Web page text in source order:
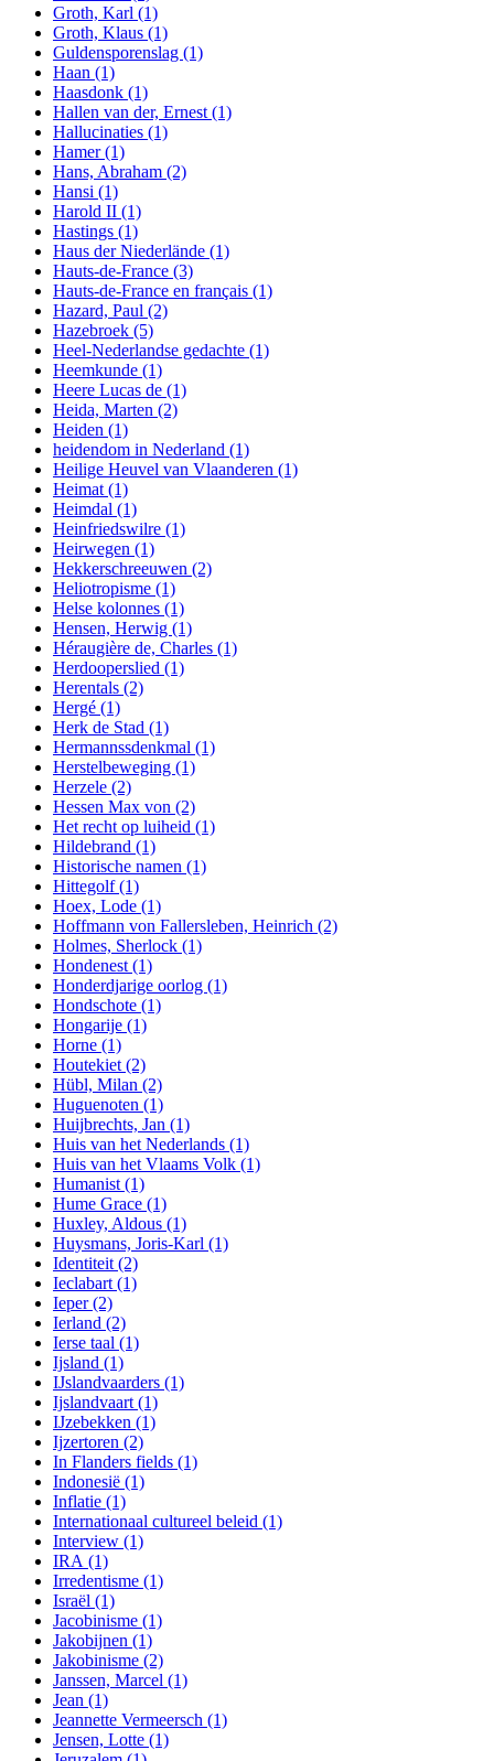
Groth, Karl (1)
Groth, Klaus (1)
Guldensporenslag (1)
Haan (1)
Haasdonk (1)
Hallen van der, Ernest (1)
Hallucinaties (1)
Hamer(1)
Hans, Abraham (2)
Hansi (1)
Harold II (1)
Hastings (1)
Haus der Niederlände (1)
Hauts-de-France (3)
Hauts-de-France en français (1)
Hazard, Paul (2)
Hazebroek (5)
Heel-Nederlandse gedachte (1)
Heemkunde (1)
Heere Lucas de (1)
Heida, Marten (2)
Heiden (1)
heidendom in Nederland (1)
Heilige Heuvel van Vlaanderen (1)
Heimat (1)
Heimdal (1)
Heinfriedswilre (1)
Heirwegen (1)
Hekkerschreeuwen (2)
Heliotropisme (1)
Helse kolonnes (1)
Hensen, Herwig (1)
Héraugière de, Charles (1)
Herdooperslied (1)
Herentals (2)
Hergé (1)
Herk de Stad (1)
Hermannssdenkmal (1)
Herstelbeweging (1)
Herzele (2)
Hessen Max von (2)
Het recht op luiheid (1)
Hildebrand (1)
Historische namen (1)
Hittegolf(1)
Hoex, Lode (1)
Hoffmann von Fallersleben, Heinrich (2)
Holmes, Sherlock (1)
Hondenest (1)
Honderdjarige oorlog (1)
Hondschote (1)
Hongarije (1)
Horne (1)
Houtekiet (2)
Hübl, Milan (2)
Huguenoten (1)
Huijbrechts, Jan (1)
Huis van het Nederlands (1)
Huis van het Vlaams Volk (1)
Humanist (1)
Hume Grace (1)
Huxley, Aldous (1)
Huysmans, Joris-Karl (1)
Identiteit (2)
Ieclabart (1)
Ieper(2)
Ierland (2)
Ierse taal (1)
Ijsland (1)
IJslandvaarders (1)
Ijslandvaart (1)
IJzebekken (1)
Ijzertoren (2)
In Flanders fields (1)
Indonesië (1)
Inflatie (1)
Internationaal cultureel beleid (1)
Interview (1)
IRA (1)
Irredentisme (1)
Israël (1)
Jacobinisme (1)
Jakobijnen (1)
Jakobinisme (2)
Janssen, Marcel (1)
Jean (1)
Jeannette Vermeersch (1)
Jensen, Lotte (1)